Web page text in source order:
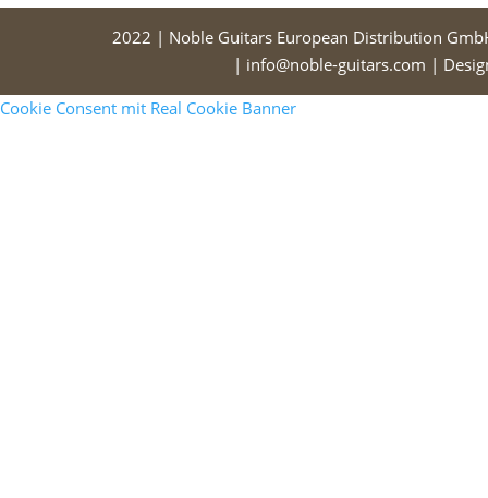
2022 | Noble Guitars European Distribution
| info@noble-guitars.com |
Cookie Consent mit Real Cookie Banner